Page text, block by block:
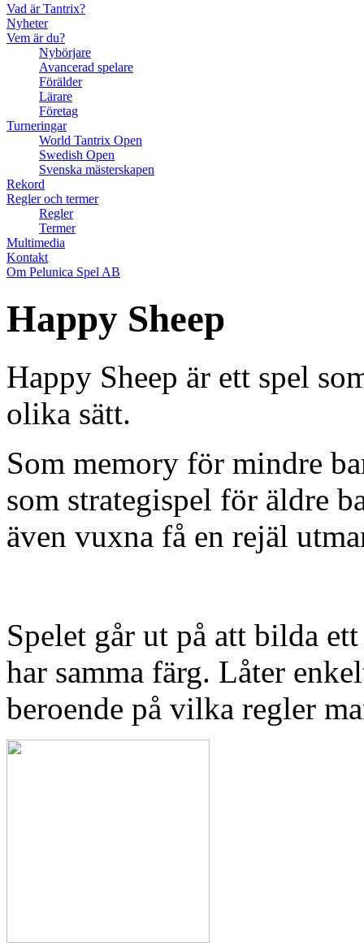
Vad är Tantrix?
Nyheter
Vem är du?
Nybörjare
Avancerad spelare
Förälder
Lärare
Företag
Turneringar
World Tantrix Open
Swedish Open
Svenska mästerskapen
Rekord
Regler och termer
Regler
Termer
Multimedia
Kontakt
Om Pelunica Spel AB
Happy Sheep
Happy Sheep är ett spel
olika sätt.
Som memory för mindre
som strategispel för äldre
även vuxna få en rejäl
Spelet går ut på att bilda
har samma färg. Låter
beroende på vilka regler